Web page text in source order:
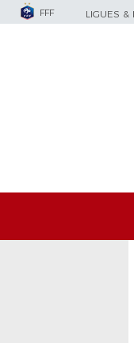
FFF LIGUES &